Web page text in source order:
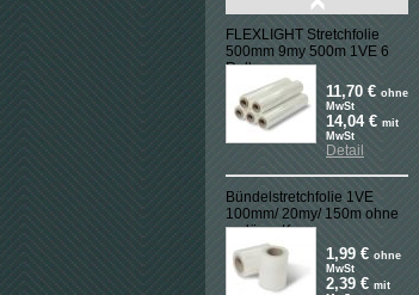
FLEXLIGHT Stretchfolie
500mm 9my 500m 1VE 6
Rollen
11,70 € ohne
MwSt
14,04 € mit
MwSt
Detail
Bündelstretchfolie 1VE
100mm/ 20my/ 150m ohne
verläng. Kern
1,99 € ohne
MwSt
2,39 € mit